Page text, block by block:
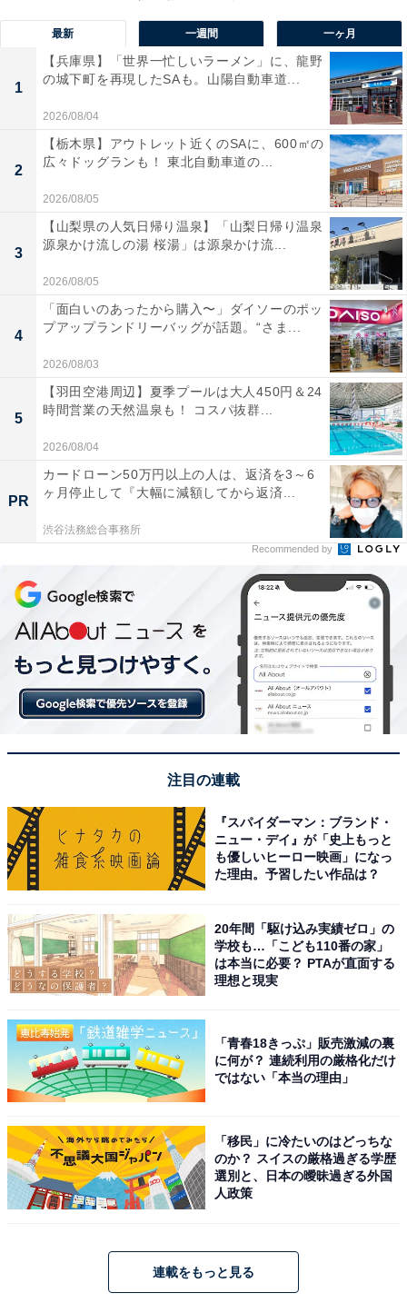
排水フィルターの簡単な掃除方法は？
排水フィルターの掃除は簡単です。まずは、1～2分、
「脱水」運転をして洗濯機内の水を抜きます。その後、
本体下部の排水フィルターを引き抜きます。このとき、
洗濯機内に残った水が一緒に出ることがあるため、洗面
器などを下に置いておきましょう。また、事前に脱水を
していないと、このときに汚れた水が出てくるので注意
が必要です。
そのあとは、排水フィルターに付着したゴミをブラシな
どを使って取り除き、水洗いしましょう。カビなどの汚
れが付着している場合は、ぬるま湯に浸したり、漂白剤
を入れてきれいにするようにしてください。
なお、洗濯をした直後は、糸くずが湿っていて取りにく
いため、排水フィルターの掃除は前の洗濯から時間が空
いたタイミングで行うのがおすすめです。つけ置きなど
をしてもこびりついた汚れが落ちない場合はメーカーに
問い合わせて、フィルターを交換することもできます。
All About ガイドがすすめる洗濯機：パナソニック
「NA-SD10HAL」
パナソニック ドラム式洗濯乾燥機 幅60cm 洗濯10kg/乾燥
5kg 左開き NA-SD10HAL-W マットホワイト 液体洗剤自
最新 一週間 一ヶ月
1
【兵庫県】「世界一忙しいラーメン」に、龍野
の城下町を再現したSAも。山陽自動車道...
2026/08/04
2
【栃木県】アウトレット近くのSAに、600㎡の
広々ドッグランも！ 東北自動車道の...
2026/08/05
3
【山梨県の人気日帰り温泉】「山梨日帰り温泉
源泉かけ流しの湯 桜湯」は源泉かけ流...
2026/08/05
4
「面白いのあったから購入〜」ダイソーのポッ
プアップランドリーバッグが話題。“さま...
2026/08/03
5
【羽田空港周辺】夏季プールは大人450円＆24
時間営業の天然温泉も！ コスパ抜群...
2026/08/04
PR
カードローン50万円以上の人は、返済を3～6
ヶ月停止して『大幅に減額してから返済...
渋谷法務総合事務所
Recommended by
注目の連載
『スパイダーマン：ブランド・
ニュー・デイ』が「史上もっと
も優しいヒーロー映画」になっ
た理由。予習したい作品は？
20年間「駆け込み実績ゼロ」の
学校も…「こども110番の家」
は本当に必要？ PTAが直面する
理想と現実
「青春18きっぷ」販売激減の裏
に何が？ 連続利用の厳格化だけ
ではない「本当の理由」
「移民」に冷たいのはどっちな
のか？ スイスの厳格過ぎる学歴
選別と、日本の曖昧過ぎる外国
人政策
連載をもっと見る